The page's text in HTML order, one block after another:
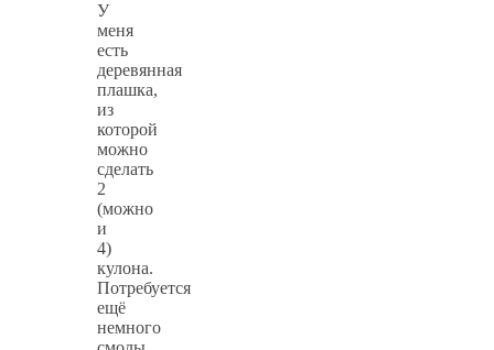
У
меня
есть
деревянная
плашка,
из
которой
можно
сделать
2
(можно
и
4)
кулона.
Потребуется
ещё
немного